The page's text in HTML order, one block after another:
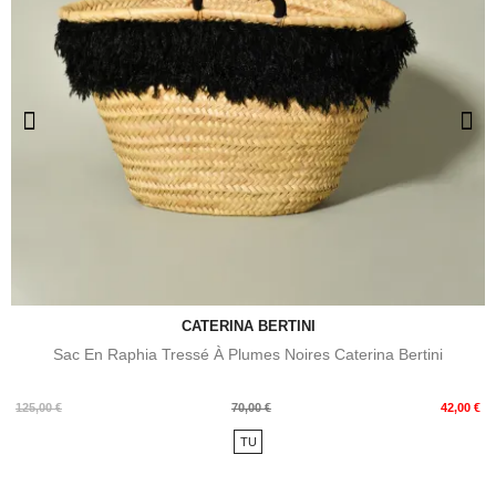
CATERINA BERTINI
Sac En Raphia Tressé À Plumes Noires Caterina Bertini
125,00 €
Prix
70,00 € 42,00 €
Prix
TU